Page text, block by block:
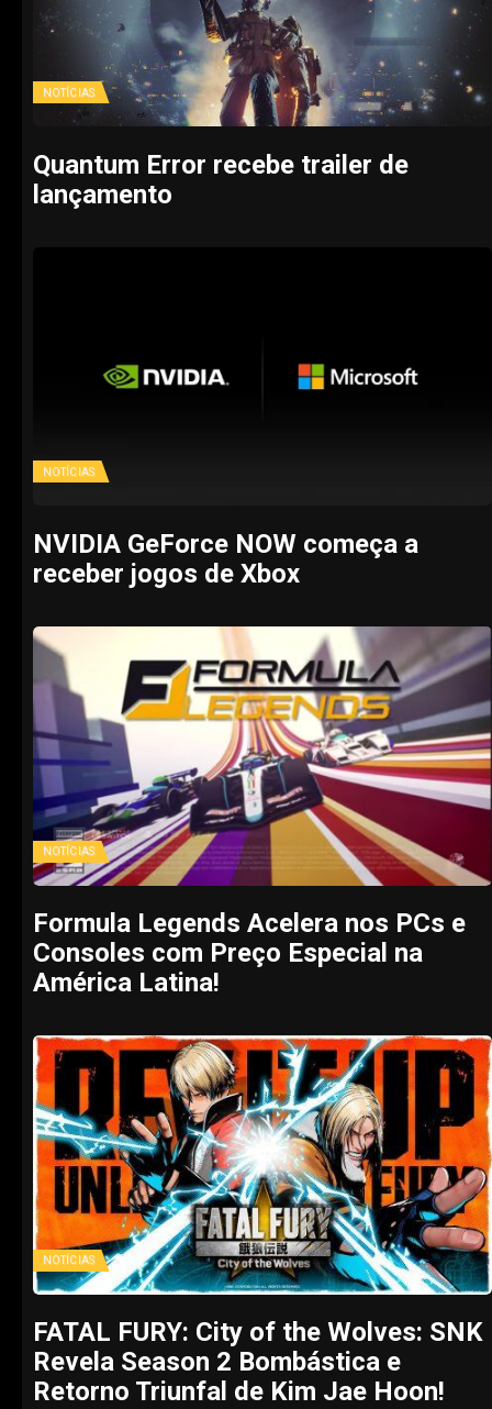
NOTÍCIAS
Quantum Error recebe trailer de
lançamento
NOTÍCIAS
NVIDIA GeForce NOW começa a
receber jogos de Xbox
NOTÍCIAS
Formula Legends Acelera nos PCs e
Consoles com Preço Especial na
América Latina!
NOTÍCIAS
FATAL FURY: City of the Wolves: SNK
Revela Season 2 Bombástica e
Retorno Triunfal de Kim Jae Hoon!